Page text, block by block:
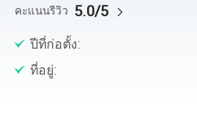
คะแนนรีวิว 5.0/5
ปีที่ก่อตั้ง:
ที่อยู่: